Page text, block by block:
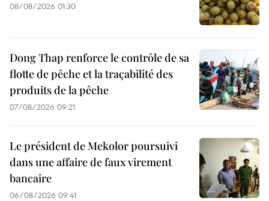
08/08/2026 01:30
Dong Thap renforce le contrôle de sa
flotte de pêche et la traçabilité des
produits de la pêche
07/08/2026 09:21
Le président de Mekolor poursuivi
dans une affaire de faux virement
bancaire
06/08/2026 09:41